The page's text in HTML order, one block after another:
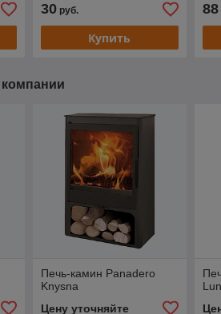
30руб.
Купить
88
Печь-камин Panadero
Knysna
Цену уточняйте